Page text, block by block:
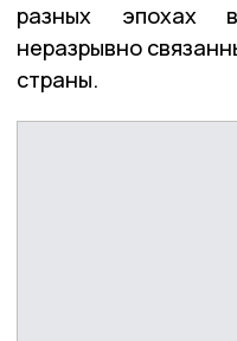
разных эпохах
неразрывно
страны.